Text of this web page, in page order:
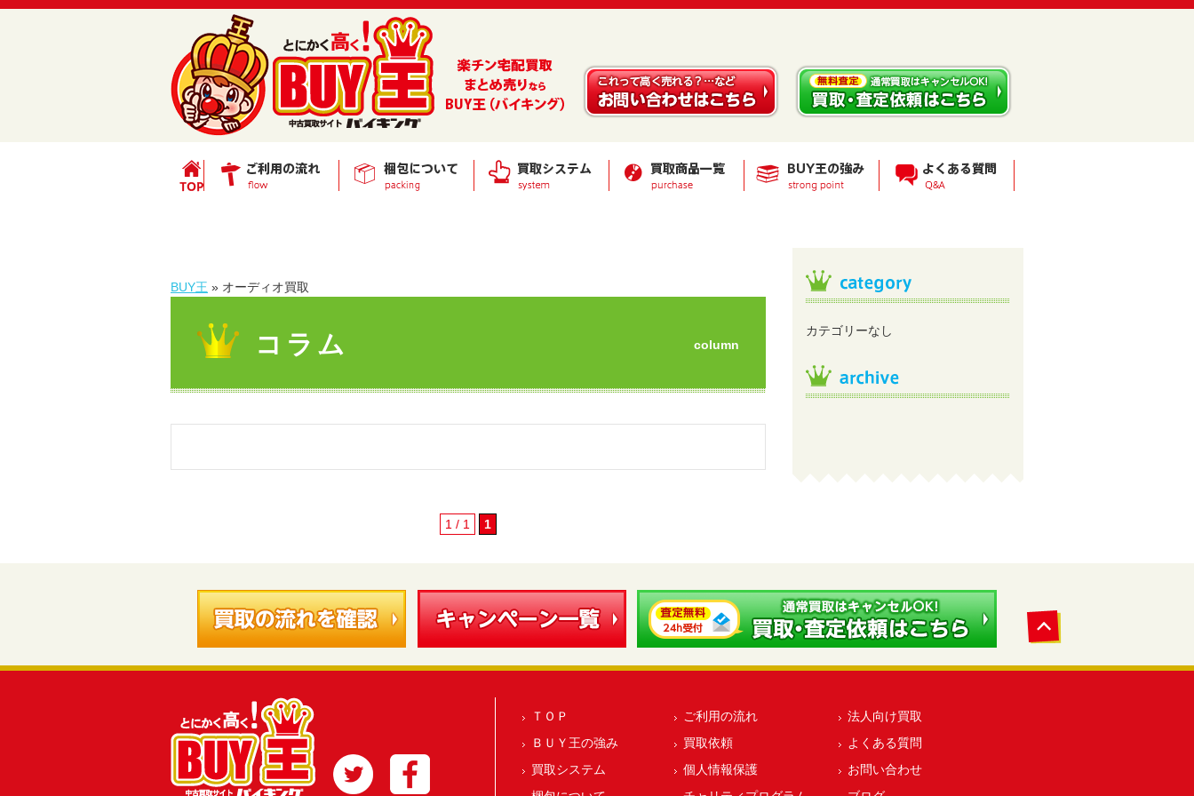
BUY王 » オーディオ買取
コラム column
1 / 1 1
カテゴリーなし
ＴＯＰ
ＢＵＹ王の強み
買取システム
ご利用の流れ
買取依頼
個人情報保護
法人向け買取
よくある質問
お問い合わせ